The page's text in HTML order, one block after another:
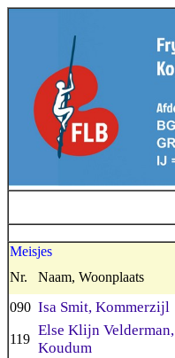
Meisjes
Nr.
Naam, Woonplaats
090 Isa Smit, Kommerzijl
119
Else Klijn Velderman,
Koudum